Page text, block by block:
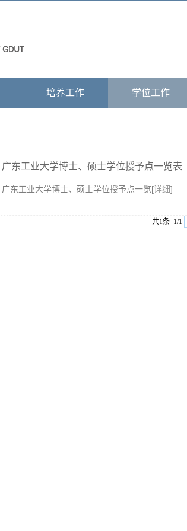
培养工作 学位工作
广东工业大学博士、硕士学位授予点一览表
广东工业大学博士、硕士学位授予点一览[详细]
共1条 1/1